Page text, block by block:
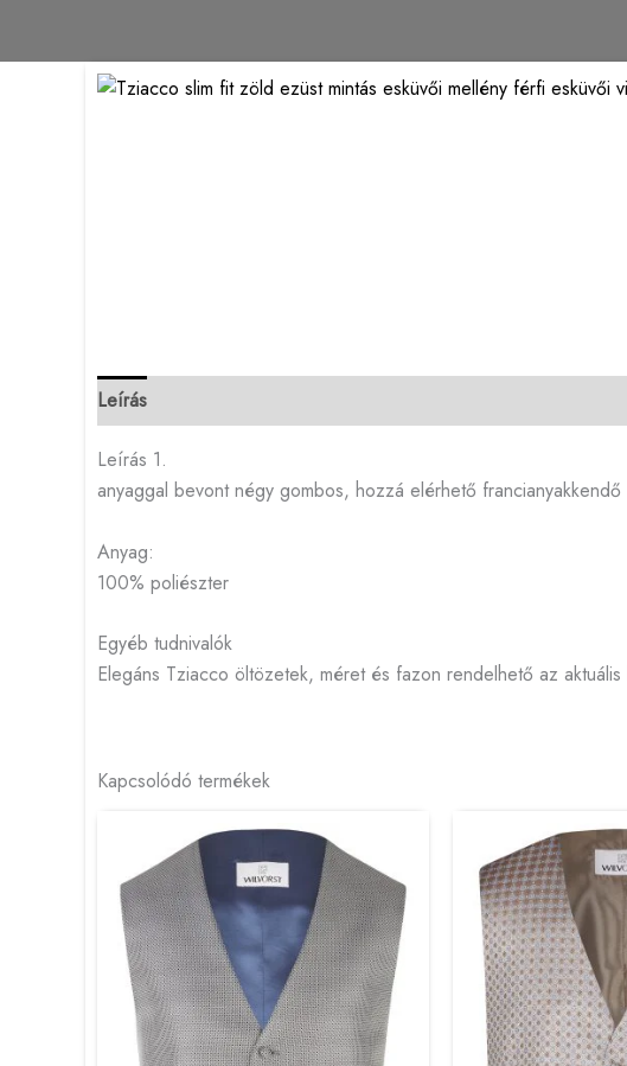
Leírás
Leírás 1.
anyaggal bevont négy gombos, hozzá elérhető
Anyag:
100% poliészter
Egyéb tudnivalók
Elegáns Tziacco öltözetek, méret és fazon rendelhető az
Kapcsolódó termékek